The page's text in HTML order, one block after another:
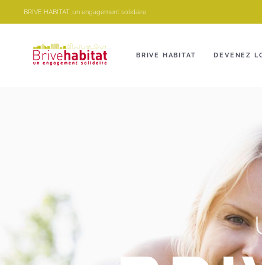
BRIVE HABITAT, un engagement solidaire.
BRIVE HABITAT DEVENEZ
Panneau de gestion des cookies